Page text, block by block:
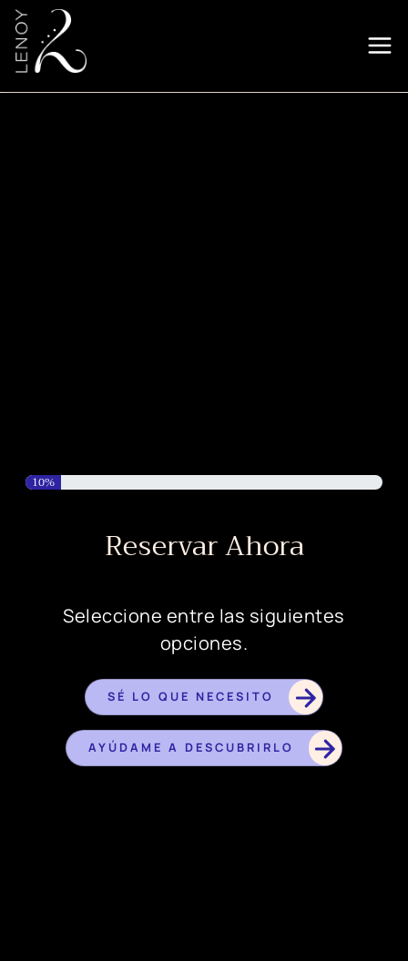
10%
Reservar Ahora
Seleccione entre las siguientes
opciones.
SÉ LO QUE NECESITO
AYÚDAME A DESCUBRIRLO